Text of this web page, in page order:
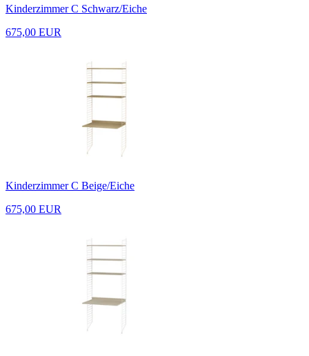
Kinderzimmer C Schwarz/Eiche
675,00 EUR
Kinderzimmer C Beige/Eiche
675,00 EUR